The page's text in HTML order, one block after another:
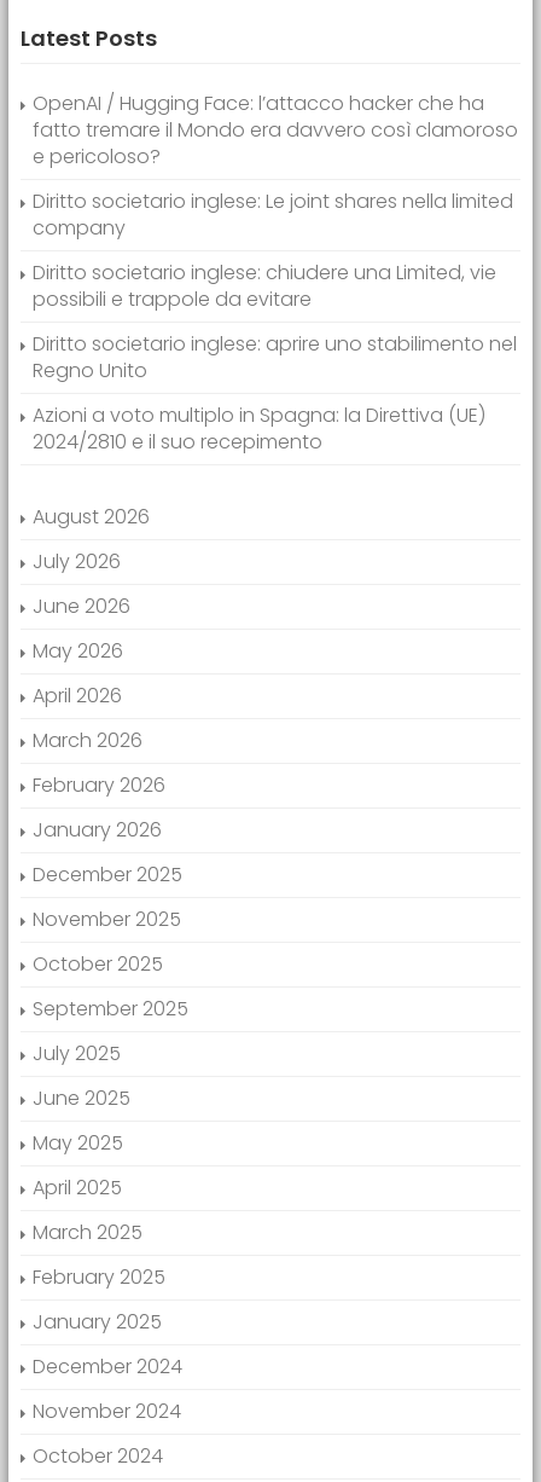
Latest Posts
OpenAI / Hugging Face: l’attacco hacker che ha
fatto tremare il Mondo era davvero così clamoroso
e pericoloso?
Diritto societario inglese: Le joint shares nella limited
company
Diritto societario inglese: chiudere una Limited, vie
possibili e trappole da evitare
Diritto societario inglese: aprire uno stabilimento nel
Regno Unito
Azioni a voto multiplo in Spagna: la Direttiva (UE)
2024/2810 e il suo recepimento
August 2026
July 2026
June 2026
May 2026
April 2026
March 2026
February 2026
January 2026
December 2025
November 2025
October 2025
September 2025
July 2025
June 2025
May 2025
April 2025
March 2025
February 2025
January 2025
December 2024
November 2024
October 2024